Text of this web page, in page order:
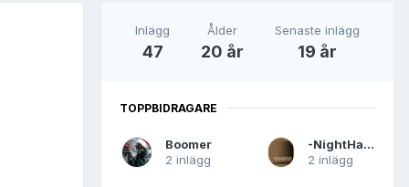
Inlägg
47
Ålder
20 år
Senaste inlägg
19 år
TOPPBIDRAGARE
Boomer
2 inlägg
-NightHawk-
2 inlägg